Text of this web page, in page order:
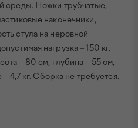
среды. Ножки трубчатые,
наконечники,
стула на неровной
нагрузка – 150 кг.
– 80 см, глубина – 55 см,
4,7 кг. Сборка не требуется.